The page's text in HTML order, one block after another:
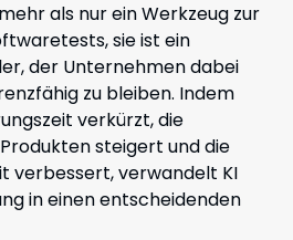
als nur ein Werkzeug zur
sie ist ein
der Unternehmen dabei
zu bleiben. Indem
verkürzt, die
steigert und die
verbessert, verwandelt KI
in einen entscheidenden